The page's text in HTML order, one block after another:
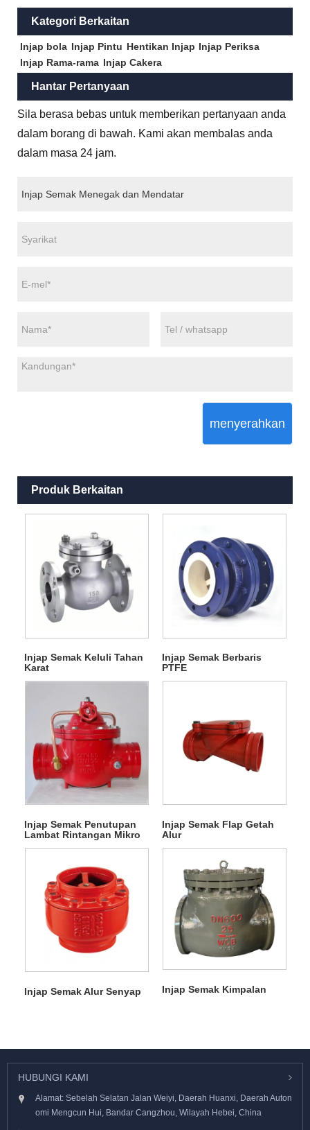
Kategori Berkaitan
Injap bola Injap Pintu Hentikan Injap Injap Periksa
Injap Rama-rama Injap Cakera
Hantar Pertanyaan
Sila berasa bebas untuk memberikan pertanyaan anda
dalam borang di bawah. Kami akan membalas anda
dalam masa 24 jam.
menyerahkan
Produk Berkaitan
Injap Semak Keluli Tahan
Karat
Injap Semak Berbaris
PTFE
Injap Semak Penutupan
Lambat Rintangan Mikro
Injap Semak Flap Getah
Alur
Injap Semak Alur Senyap Injap Semak Kimpalan
HUBUNGI KAMI
Alamat: Sebelah Selatan Jalan Weiyi, Daerah Huanxi, Daerah Auton
omi Mengcun Hui, Bandar Cangzhou, Wilayah Hebei, China